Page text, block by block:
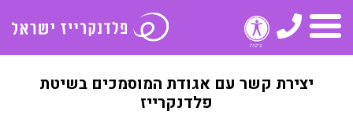
תפריט
טלפון
יצירת קשר עם אגודת המוסמכים בשיטת
פלדנקרייז